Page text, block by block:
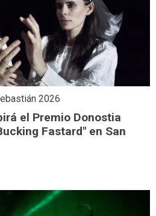
2026
el Premio Donostia
Fastard" en San